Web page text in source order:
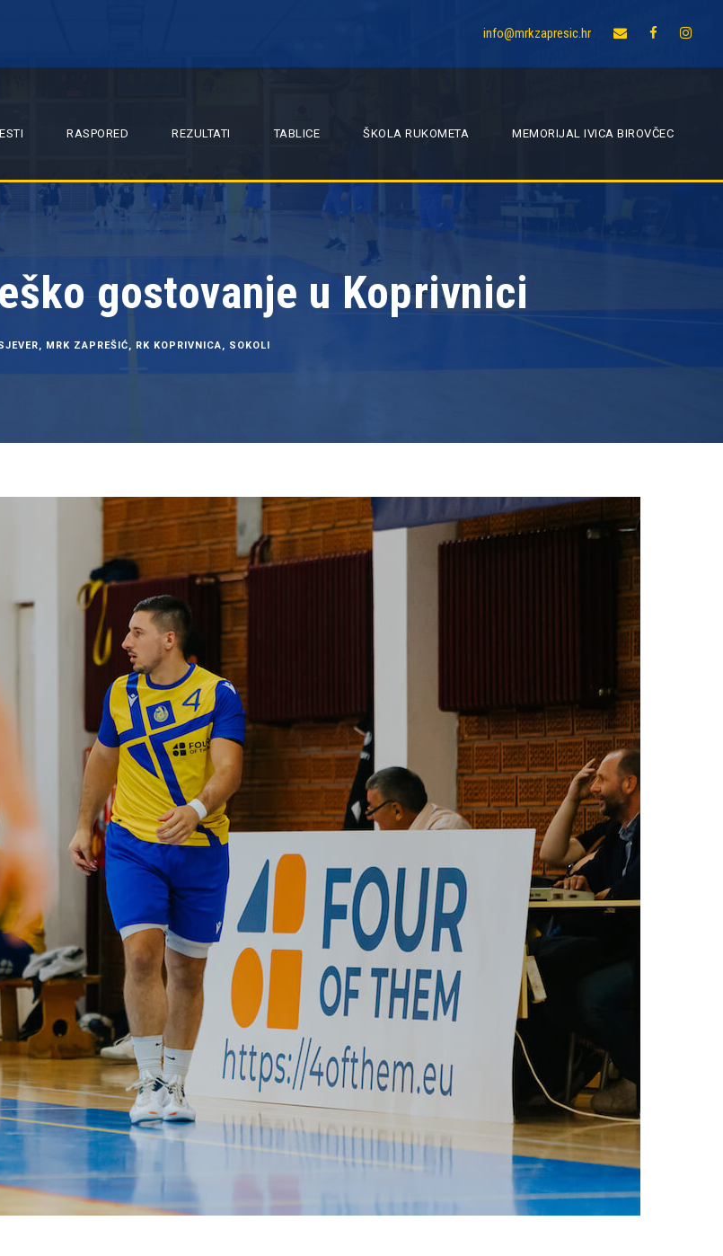
info@mrkzapresic.hr
RASPORED REZULTATI TABLICE ŠKOLA RUKOMETA MEMORIJAL IVICA BIROVČEC
gostovanje u Koprivnici
, MRK ZAPREŠIĆ, RK KOPRIVNICA, SOKOLI